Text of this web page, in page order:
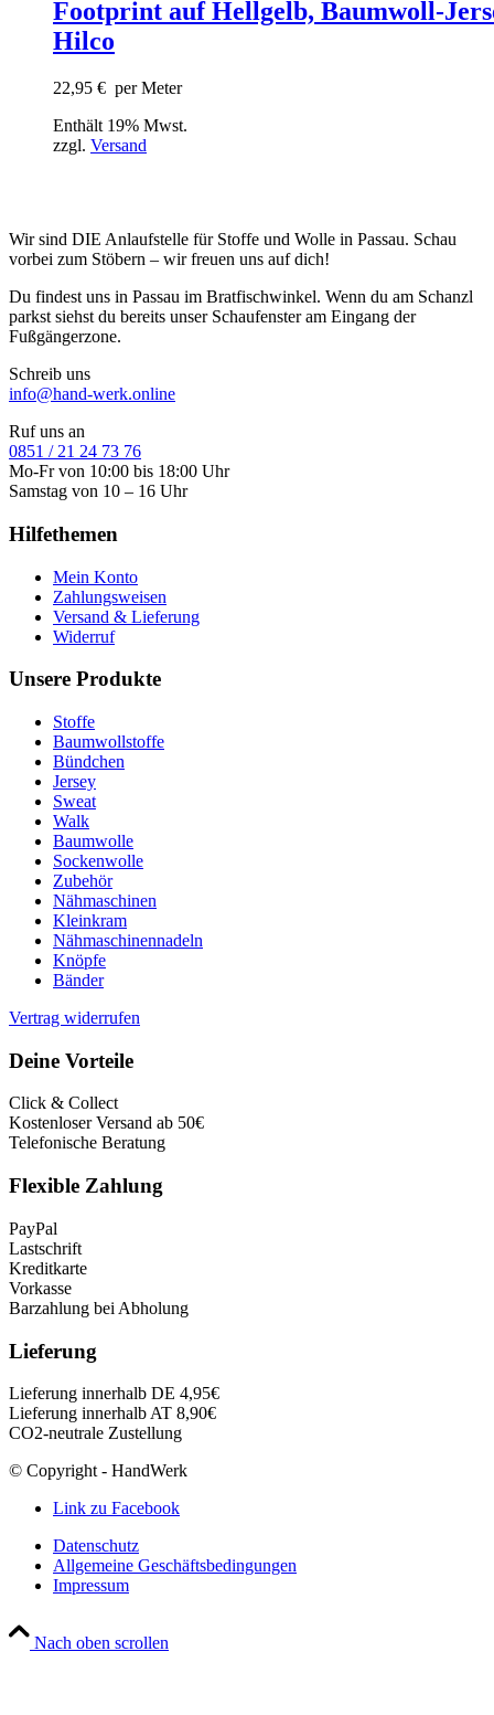
Footprint auf Hellgelb, Baumwoll-
Hilco
22,95 € per Meter
Enthält 19% Mwst.
zzgl. Versand
Wir sind DIE Anlaufstelle für Stoffe und Wolle in Passau. Schau
vorbei zum Stöbern – wir freuen uns auf dich!
Du findest uns in Passau im Bratfischwinkel. Wenn du am Schanzl
parkst siehst du bereits unser Schaufenster am Eingang der
Fußgängerzone.
Schreib uns
info@hand-werk.online
Ruf uns an
0851 / 21 24 73 76
Mo-Fr von 10:00 bis 18:00 Uhr
Samstag von 10 – 16 Uhr
Hilfethemen
Mein Konto
Zahlungsweisen
Versand & Lieferung
Widerruf
Unsere Produkte
Stoffe
Baumwollstoffe
Bündchen
Jersey
Sweat
Walk
Baumwolle
Sockenwolle
Zubehör
Nähmaschinen
Kleinkram
Nähmaschinennadeln
Knöpfe
Bänder
Vertrag widerrufen
Deine Vorteile
Click & Collect
Kostenloser Versand ab 50€
Telefonische Beratung
Flexible Zahlung
PayPal
Lastschrift
Kreditkarte
Vorkasse
Barzahlung bei Abholung
Lieferung
Lieferung innerhalb DE 4,95€
Lieferung innerhalb AT 8,90€
CO2-neutrale Zustellung
© Copyright - HandWerk
Link zu Facebook
Datenschutz
Allgemeine Geschäftsbedingungen
Impressum
Nach oben scrollen